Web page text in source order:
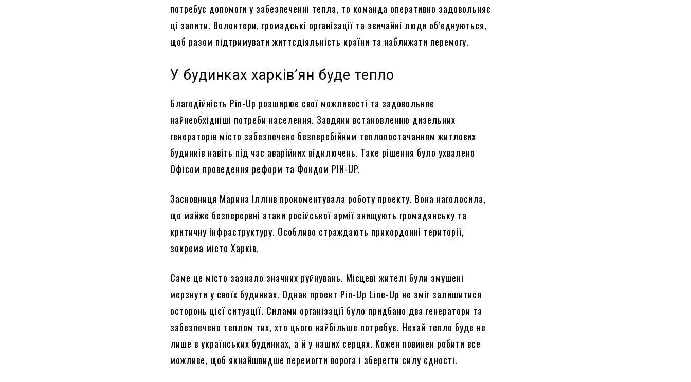
потребує допомоги у забезпеченні тепла, то команда оперативно задовольняє
ці запити. Волонтери, громадські організації та звичайні люди об’єднуються,
щоб разом підтримувати життєдіяльність країни та наближати перемогу.
У будинках харків’ян буде тепло
Благодійність Pin-Up розширює свої можливості та задовольняє
найнеобхідніші потреби населення. Завдяки встановленню дизельних
генераторів місто забезпечене безперебійним теплопостачанням житлових
будинків навіть під час аварійних відключень. Таке рішення було ухвалено
Офісом проведення реформ та Фондом PIN-UP.
Засновниця Марина Іллінв прокоментувала роботу проекту. Вона наголосила,
що майже безперервні атаки російської армії знищують громадянську та
критичну інфраструктуру. Особливо страждають прикордонні території,
зокрема місто Харків.
Саме це місто зазнало значних руйнувань. Місцеві жителі були змушені
мерзнути у своїх будинках. Однак проект Pin-Up Line-Up не зміг залишитися
осторонь цієї ситуації. Силами організації було придбано два генератори та
забезпечено теплом тих, хто цього найбільше потребує. Нехай тепло буде не
лише в українських будинках, а й у наших серцях. Кожен повинен робити все
можливе, щоб якнайшвидше перемогти ворога і зберегти силу єдності.